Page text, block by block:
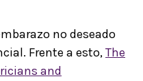
no deseado
Frente a esto,The
and